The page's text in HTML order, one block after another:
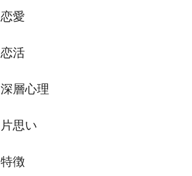
恋愛
恋活
深層心理
片思い
特徴